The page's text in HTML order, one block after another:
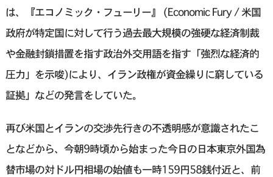
は、『エコノミック・フュー⁠リー』 (Economic Fury / 米国
政府が特定国に対して行う過去最大規模の強硬な経済制裁
や金融封鎖措置を指す政治外交用語を指す「強烈な経済的
圧力」を示唆)により、イラン政権が資金繰りに窮している
証拠」などの発言をしていた。
再び米国とイランの交渉先行きの不透明感が意識されたこ
となどから、今朝9時頃から始まった今日の日本東京外国為
替市場の対ドル円相場の始値も一時159円58銭付近と、前